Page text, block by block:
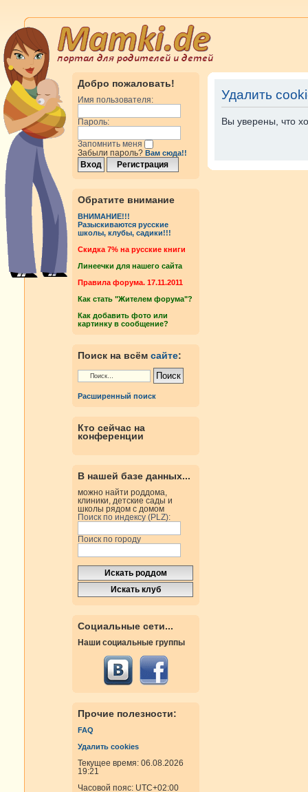
Добро пожаловать!
Имя пользователя:
Пароль:
Запомнить меня
Забыли пароль? Вам сюда!!
Обратите внимание
ВНИМАНИЕ!!!
Разыскиваются русские
школы, клубы, садики!!!
Cкидка 7% на русские книги
Линеечки для нашего сайта
Правила форума. 17.11.2011
Как стать "Жителем форума"?
Как добавить фото или
картинку в сообщение?
Поиск на всём сайте:
Расширенный поиск
Кто сейчас на
конференции
В нашей базе данных...
можно найти роддома,
клиники, детские сады и
школы рядом с домом
Поиск по индексу (PLZ):
Поиск по городу
Социальные сети...
Наши социальные группы
Прочие полезности:
FAQ
Удалить cookies
Текущее время: 06.08.2026
19:21
Часовой пояс: UTC+02:00
Удалить
Вы уверены, что